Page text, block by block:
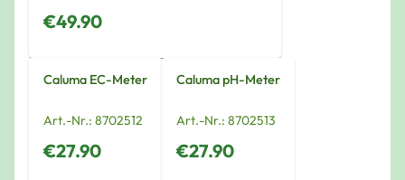
€49.90
Caluma EC-Meter
Art.-Nr.: 8702512
€27.90
Caluma pH-Meter
Art.-Nr.: 8702513
€27.90